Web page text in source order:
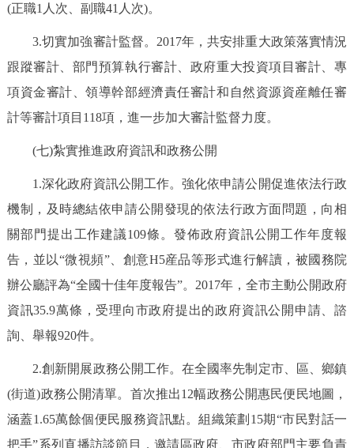
(正職1人次、副職41人次)。
3.切實加強審計監督。2017年，共安排重大政策落實情況
跟蹤審計、部門預算執行審計、政府重大投資項目審計、專
項資金審計、領導幹部經濟責任審計和自然資源資産離任審
計等審計項目118項，進一步加大審計監督力度。
(七)紮實推進政府資訊和政務公開
1.深化政府資訊公開工作。強化依申請公開促進依法行政
機制，及時總結依申請公開發現的依法行政方面問題，向相
關部門提出工作建議109條。發佈政府資訊公開工作年度報
告，並以“微視頻”、創意H5産品等形式進行解讀，被國務院
辦公廳評為“全國十佳年度報告”。2017年，全市主動公開政府
資訊35.9萬條，受理向市政府提出的政府資訊公開申請、諮
詢、舉報920件。
2.創新開展政務公開工作。在全國率先制定市、區、鄉鎮
(街道)政務公開清單。首次推出12幅政務公開惠民便民地圖，
涵蓋1.65萬餘個便民服務資訊點。組織策劃15期“市民對話一
把手”系列直播訪談節目，邀請區政府、市政府部門主要負責